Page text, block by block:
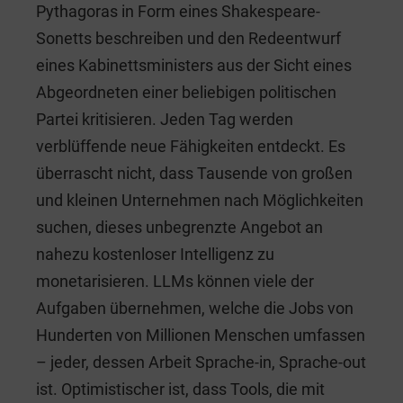
Pythagoras in Form eines Shakespeare-
Sonetts beschreiben und den Redeentwurf
eines Kabinettsministers aus der Sicht eines
Abgeordneten einer beliebigen politischen
Partei kritisieren. Jeden Tag werden
verblüffende neue Fähigkeiten entdeckt. Es
überrascht nicht, dass Tausende von großen
und kleinen Unternehmen nach Möglichkeiten
suchen, dieses unbegrenzte Angebot an
nahezu kostenloser Intelligenz zu
monetarisieren. LLMs können viele der
Aufgaben übernehmen, welche die Jobs von
Hunderten von Millionen Menschen umfassen
– jeder, dessen Arbeit Sprache-in, Sprache-out
ist. Optimistischer ist, dass Tools, die mit